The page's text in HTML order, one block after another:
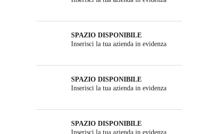
SPAZIO DISPONIBILE
Inserisci la tua azienda in evidenza
SPAZIO DISPONIBILE
Inserisci la tua azienda in evidenza
SPAZIO DISPONIBILE
Inserisci la tua azienda in evidenza